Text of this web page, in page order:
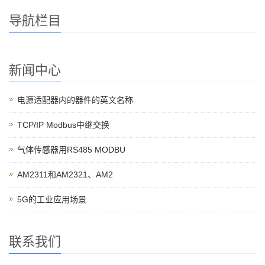
导航栏目
新闻中心
电源适配器内的器件的英文名称
TCP/IP Modbus中继交换
气体传感器用RS485 MODBU
AM2311和AM2321、AM2
5G的工业应用场景
联系我们